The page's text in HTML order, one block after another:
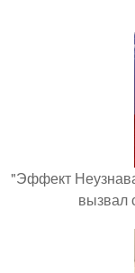
"Эффект
вызвал